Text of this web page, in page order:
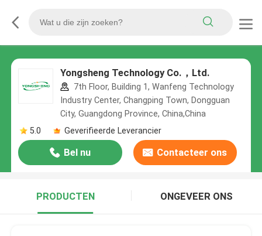
Yongsheng Technology Co.，Ltd.
7th Floor, Building 1, Wanfeng Technology
Industry Center, Changping Town, Dongguan
City, Guangdong Province, China,China
5.0
Geverifieerde Leverancier
Bel nu Contacteer ons
PRODUCTEN ONGEVEER ONS